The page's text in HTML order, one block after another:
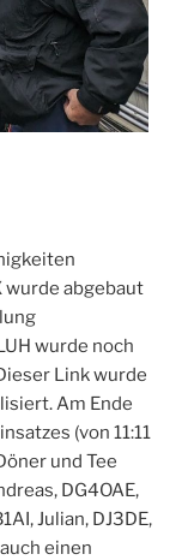
wurde abgebaut
wurde noch
Link wurde
Am Ende
(von 11:11
und Tee
DG4OAE,
Julian, DJ3DE,
einen